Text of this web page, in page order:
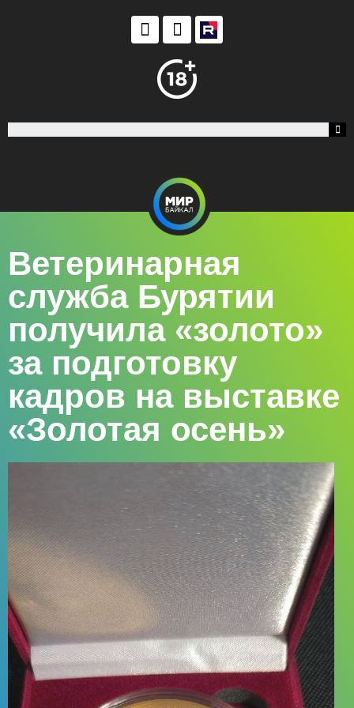
Ветеринарная
служба Бурятии
получила «золото»
за подготовку
кадров на выставке
«Золотая осень»